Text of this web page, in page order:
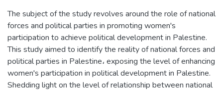
The subject of the study revolves around the role of national
forces and political parties in promoting women's
participation to achieve political development in Palestine.
This study aimed to identify the reality of national forces and
political parties in Palestine، exposing the level of enhancing
women's participation in political development in Palestine.
Shedding light on the level of relationship between national